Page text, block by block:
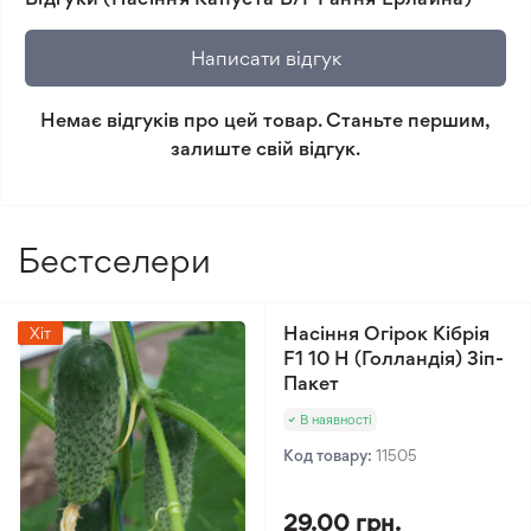
🛡️ Захист покупок. Повернення коштів за товар, що
не відповідає очікуванням, згідно з умовами
повернення.
Мінімальне замовлення 300 грн.
Написати відгук
Немає відгуків про цей товар. Станьте першим,
залиште свій відгук.
Бестселери
Хіт
Насіння Огірок Кібрія
F1 10 Н (Голландія) Зіп-
Пакет
В наявності
Код товару: 11505
29.00 грн.